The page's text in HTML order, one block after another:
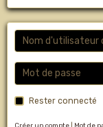
Rester connecté
Créer un compte Mot de